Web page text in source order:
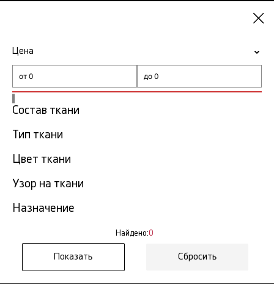
-15% на ткани по промокоду NY15
ГлавнаяТкани Alexander McQueen
Ткани Alexander McQueen в
Челябинске
Фильтр
Показать все
Цена
Состав ткани
Тип ткани
Цвет ткани
Узор на ткани
Назначение
Найдено:0
Сбросить
К сожалению, ничего не
найдено